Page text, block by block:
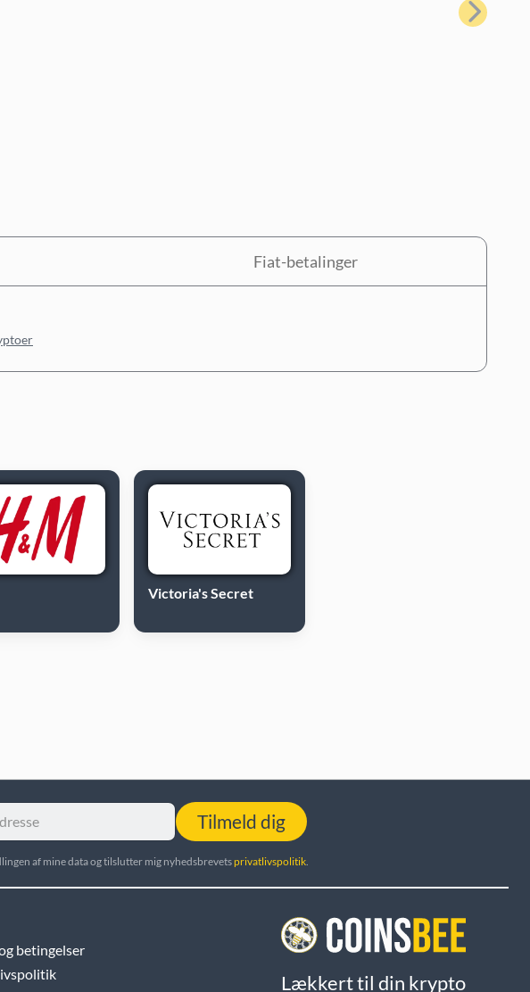
Næste
Fiat-betalinger
Victoria's Secret
Tilmeld dig
af mine data og tilslutter mig nyhedsbrevetsprivatlivspolitik.
betingelser
Lækkert til din krypto